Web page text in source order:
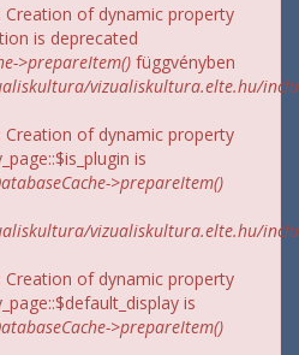
: Creation of dynamic property
is deprecated
>prepareItem() függvényben
vizualiskultura.elte.hu/
: Creation of dynamic property
is
>prepareItem()
vizualiskultura.elte.hu/
: Creation of dynamic property
is
>prepareItem()